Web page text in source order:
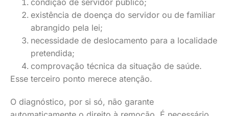
condição de servidor público;
existência de doença do servidor ou de familiar
abrangido pela lei;
necessidade de deslocamento para a localidade
pretendida;
comprovação técnica da situação de saúde.
Esse terceiro ponto merece atenção.
O diagnóstico, por si só, não garante